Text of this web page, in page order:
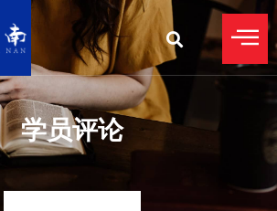
学员评论